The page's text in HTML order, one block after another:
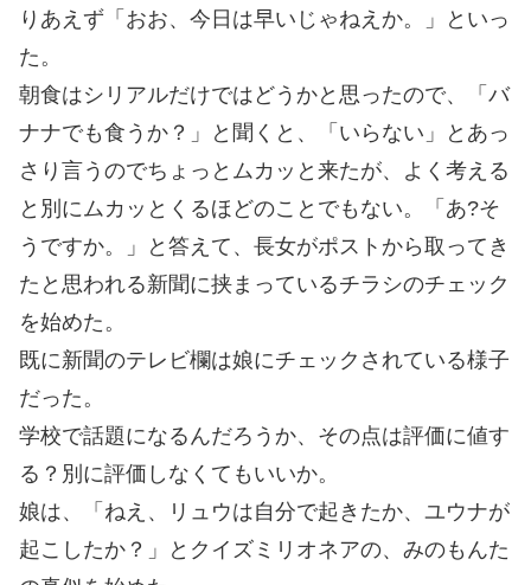
りあえず「おお、今日は早いじゃねえか。」といっ
た。
朝食はシリアルだけではどうかと思ったので、「バ
ナナでも食うか？」と聞くと、「いらない」とあっ
さり言うのでちょっとムカッと来たが、よく考える
と別にムカッとくるほどのことでもない。「あ?そ
うですか。」と答えて、長女がポストから取ってき
たと思われる新聞に挟まっているチラシのチェック
を始めた。
既に新聞のテレビ欄は娘にチェックされている様子
だった。
学校で話題になるんだろうか、その点は評価に値す
る？別に評価しなくてもいいか。
娘は、「ねえ、リュウは自分で起きたか、ユウナが
起こしたか？」とクイズミリオネアの、みのもんた